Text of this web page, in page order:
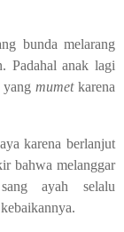
bunda melarang
Padahal anak lagi
yangmumet karena
karena berlanjut
bahwa melanggar
ayah selalu